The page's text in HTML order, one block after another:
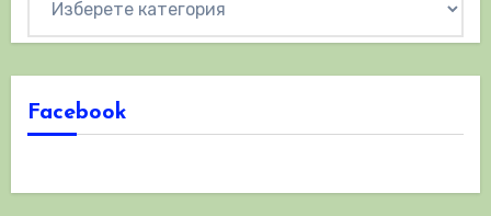
Facebook